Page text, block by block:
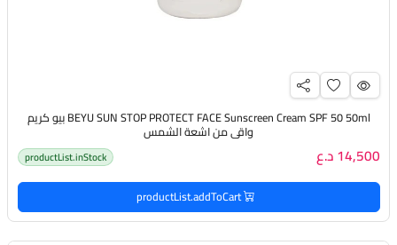
BEYU SUN STOP PROTECT FACE Sunscreen Cream SPF 50 50ml بيو كريم
واقي من اشعة الشمس
14,500 د.ع productList.inStock
productList.addToCart